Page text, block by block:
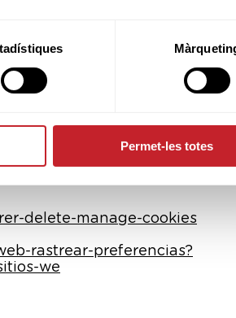
Permet-les totes
activando la
la configuración de las
sus configuraciones de
delete-manage-cookies
rastrear-preferencias?
we